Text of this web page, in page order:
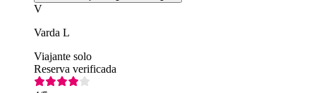
V
Varda L
Viajante solo
Reserva verificada